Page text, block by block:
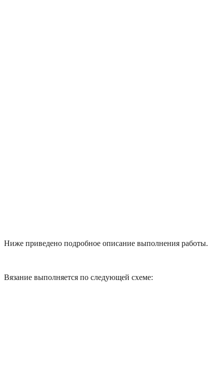
Ниже приведено подробное описание выполнения работы.
Вязание выполняется по следующей схеме: